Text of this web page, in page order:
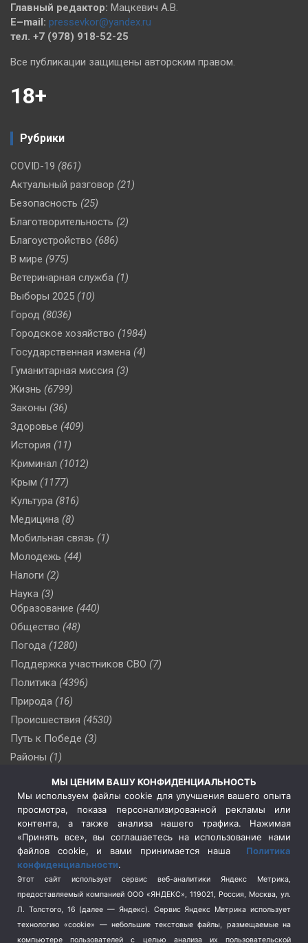
Главный редактор: Мацкевич А.В.
E–mail: pressevkor@yandex.ru
тел. +7 (978) 918-52-25
Все публикации защищены авторским правом.
18+
Рубрики
COVID-19 (861)
Актуальный разговор (21)
Безопасность (25)
Благотворительность (2)
Благоустройство (686)
В мире (975)
Ветеринарная служба (1)
Выборы 2025 (10)
Город (8036)
Городское хозяйство (1984)
Государственная измена (4)
Гуманитарная миссия (3)
Жизнь (6799)
Законы (36)
Здоровье (409)
История (11)
Криминал (1012)
Крым (1177)
Культура (816)
Медицина (8)
Мобильная связь (1)
Молодежь (44)
Налоги (2)
Наука (3)
Образование (440)
Общество (48)
Погода (1280)
Поддержка участников СВО (7)
Политика (4396)
Природа (16)
Происшествия (4530)
Путь к Победе (3)
Районы (1)
Сельское хозяйство (3)
Социальная политика
(3)
Спецоперация в Украине
Спецоперация на Украине
(404)
Спорт (740)
Терроризм (1)
Транспорт (262)
МЫ ЦЕНИМ ВАШУ КОНФИДЕНЦИАЛЬНОСТЬ
Мы используем файлы cookie для улучшения вашего опыта
просмотра, показа персонализированной рекламы или
контента, а также анализа нашего трафика. Нажимая
«Принять все», вы соглашаетесь на использование нами
файлов cookie, и вами принимается наша Политика
конфиденциальности.
Этот сайт использует сервис веб-аналитики Яндекс Метрика,
предоставляемый компанией ООО «ЯНДЕКС», 119021, Россия, Москва, ул.
Л. Толстого, 16 (далее — Яндекс). Сервис Яндекс Метрика использует
технологию «cookie» — небольшие текстовые файлы, размещаемые на
компьютере пользователей с целью анализа их пользовательской